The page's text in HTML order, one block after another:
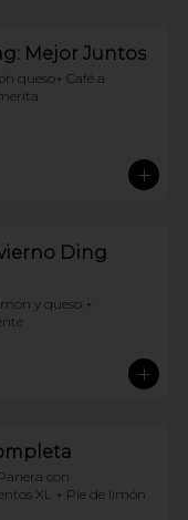
Mejor Juntos
queso+ Café a
Ding
y queso +
con
XL + Pie de limón